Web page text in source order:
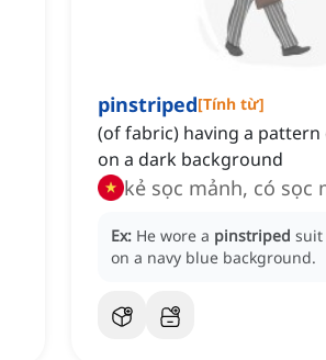
pinstriped[Tính từ]
(of fabric) having a
on a dark background
kẻ sọc mảnh, có sọc
Ex: He wore a pinstriped suit
on a navy blue background.